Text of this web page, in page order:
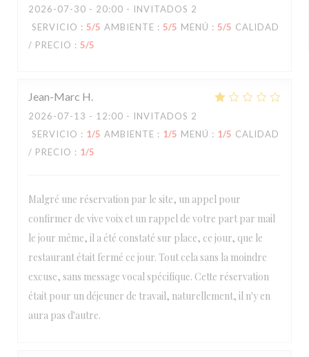
2026-07-30 - 20:00 - INVITADOS 2
SERVICIO : 5/5 AMBIENTE : 5/5 MENÚ : 5/5 CALIDAD
/ PRECIO : 5/5
Jean-Marc H
2026-07-13 - 12:00 - INVITADOS 2
SERVICIO : 1/5 AMBIENTE : 1/5 MENÚ : 1/5 CALIDAD
/ PRECIO : 1/5
Malgré une réservation par le site, un appel pour
confirmer de vive voix et un rappel de votre part par mail
le jour même, il a été constaté sur place, ce jour, que le
restaurant était fermé ce jour. Tout cela sans la moindre
excuse, sans message vocal spécifique. Cette réservation
était pour un déjeuner de travail, naturellement, il n'y en
aura pas d'autre.